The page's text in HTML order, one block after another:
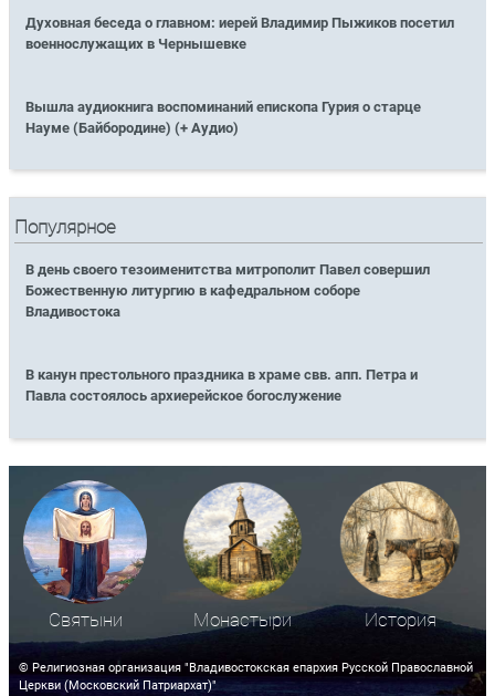
Духовная беседа о главном: иерей Владимир Пыжиков посетил
военнослужащих в Чернышевке
Вышла аудиокнига воспоминаний епископа Гурия о старце
Науме (Байбородине) (+ Аудио)
Популярное
В день своего тезоименитства митрополит Павел совершил
Божественную литургию в кафедральном соборе
Владивостока
В канун престольного праздника в храме свв. апп. Петра и
Павла состоялось архиерейское богослужение
Святыни Монастыри История
© Религиозная организация "Владивостокская епархия Русской Православной
Церкви (Московский Патриархат)"